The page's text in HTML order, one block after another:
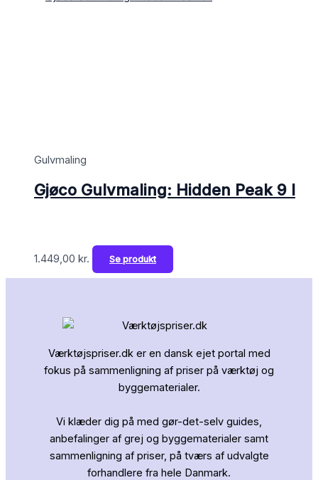
Gulvmaling
Gjøco Gulvmaling: Hidden Peak 9 l
1.449,00 kr. Se produkt
Værktøjspriser.dk er en dansk ejet portal med
fokus på sammenligning af priser på værktøj og
byggematerialer.
Vi klæder dig på med gør-det-selv guides,
anbefalinger af grej og byggematerialer samt
sammenligning af priser, på tværs af udvalgte
forhandlere fra hele Danmark.